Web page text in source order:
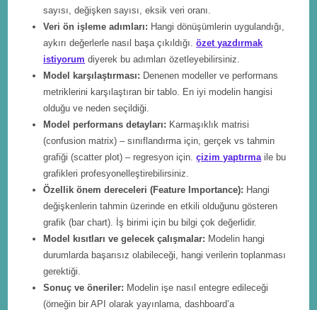
sayısı, değişken sayısı, eksik veri oranı.
Veri ön işleme adımları: Hangi dönüşümlerin uygulandığı,
aykırı değerlerle nasıl başa çıkıldığı.özet yazdırmak
istiyorum diyerek bu adımları özetleyebilirsiniz.
Model karşılaştırması: Denenen modeller ve performans
metriklerini karşılaştıran bir tablo. En iyi modelin hangisi
olduğu ve neden seçildiği.
Model performans detayları: Karmaşıklık matrisi
(confusion matrix) – sınıflandırma için, gerçek vs tahmin
grafiği (scatter plot) – regresyon için.çizim yaptırma ile bu
grafikleri profesyonelleştirebilirsiniz.
Özellik önem dereceleri (Feature Importance): Hangi
değişkenlerin tahmin üzerinde en etkili olduğunu gösteren
grafik (bar chart). İş birimi için bu bilgi çok değerlidir.
Model kısıtları ve gelecek çalışmalar: Modelin hangi
durumlarda başarısız olabileceği, hangi verilerin toplanması
gerektiği.
Sonuç ve öneriler: Modelin işe nasıl entegre edileceği
(örneğin bir API olarak yayınlama, dashboard’a